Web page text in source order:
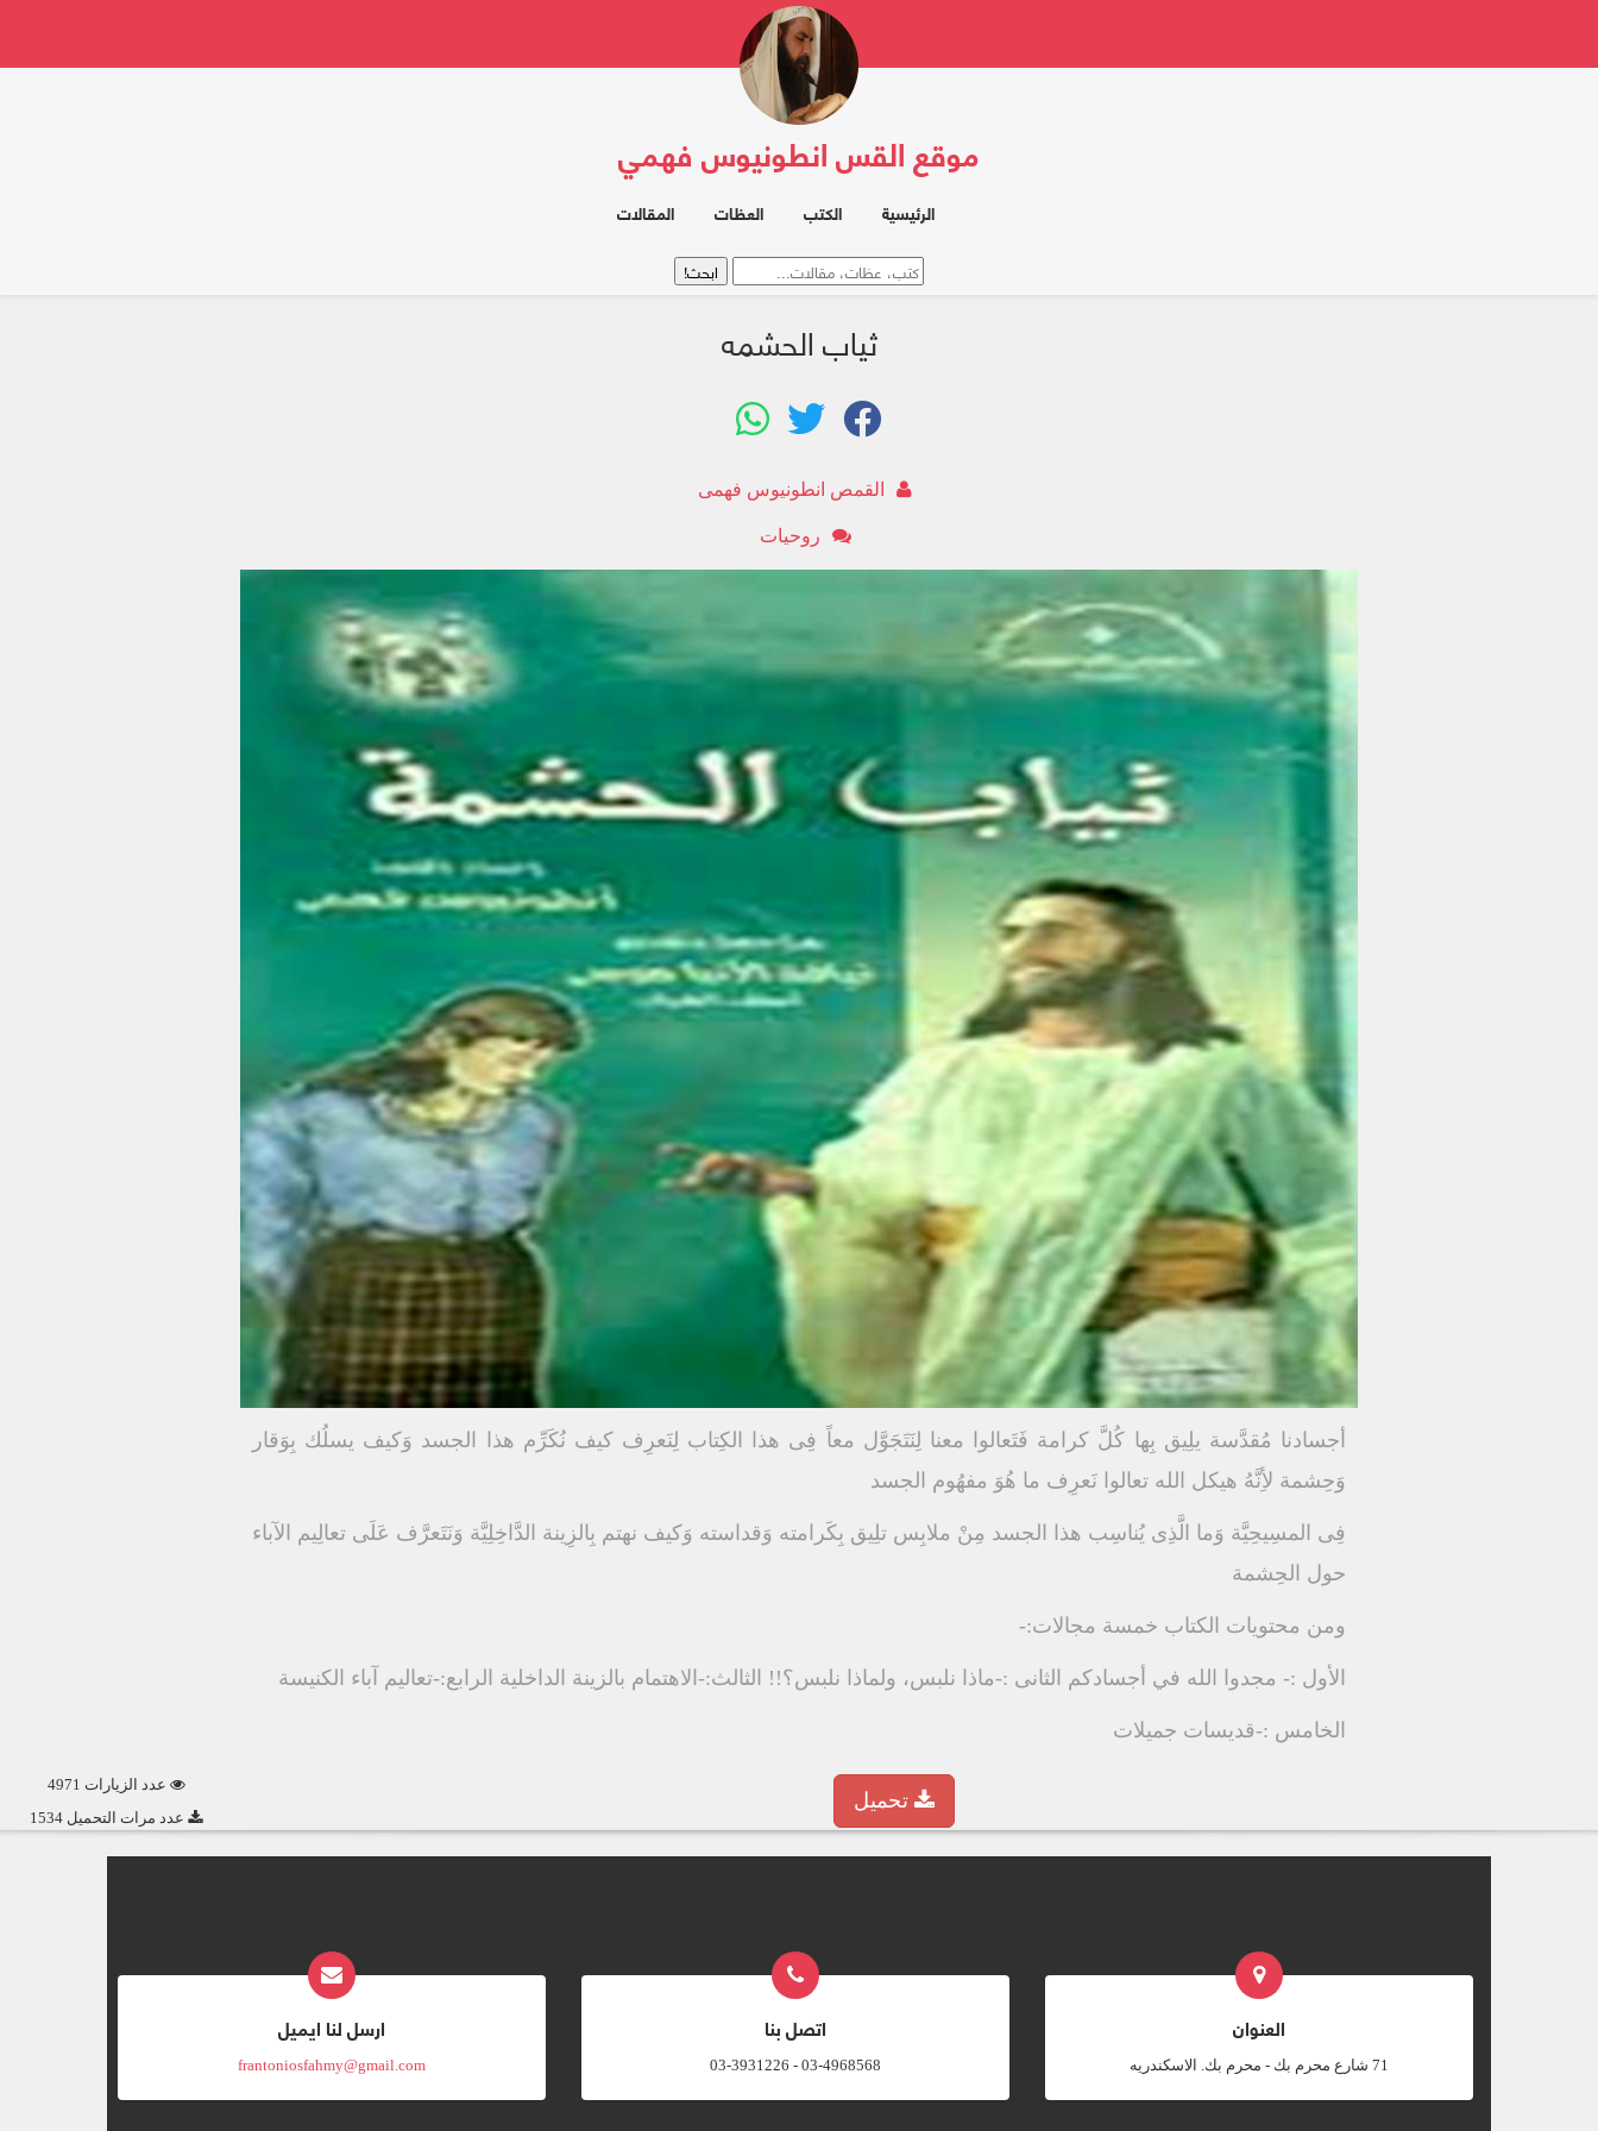
موقع القس انطونيوس فهمي
الرئيسية الكتب العظات المقالات
ثياب الحشمه
القمص انطونيوس فهمى
روحيات
أجسادنا مُقدَّسة يلِيق بِها كُلَّ كرامة فَتَعالوا معنا لِنَتَجَوَّل معاً فِى هذا الكِتاب لِنَعرِف كيف نُكَرِّم هذا الجسد وَكيف يسلُك بِوَقار
وَحِشمة لأِنَّهُ هيكل الله تعالوا نَعرِف ما هُوَ مفهُوم الجسد
فِى المسِيحِيَّة وَما الَّذِى يُناسِب هذا الجسد مِنْ ملابِس تلِيق بِكَرامته وَقداسته وَكيف نهتم بِالزِينة الدَّاخِلِيَّة وَنَتَعرَّف عَلَى تعالِيم الآباء
حول الحِشمة
ومن محتويات الكتاب خمسة مجالات:-
الأول :- مجدوا الله في أجسادكم الثانى :-ماذا نلبس، ولماذا نلبس؟!! الثالث:-الاهتمام بالزينة الداخلية الرابع:-تعاليم آباء الكنيسة
الخامس :-قديسات جميلات
عدد الزيارات 4971
عدد مرات التحميل 1534
تحميل
العنوان
‎71 شارع محرم بك - محرم بك. الاسكندريه
اتصل بنا
03-4968568 - 03-3931226
ارسل لنا ايميل
frantoniosfahmy@gmail.com